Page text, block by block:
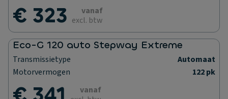
€ 323
vanaf
excl. btw
Eco-G 120 auto Stepway Extreme
Transmissietype
Automaat
Motorvermogen
122 pk
vanaf